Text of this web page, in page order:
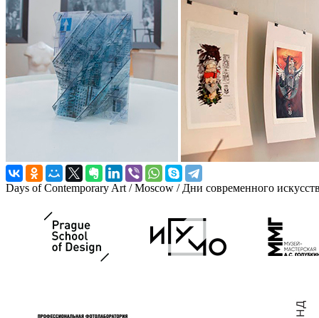
Days of Contemporary Art / Moscow / Дни современного